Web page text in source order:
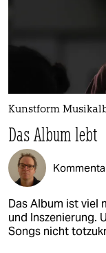
Kunstform
Das Album lebt
Das Album ist viel
und Inszenierung.
Songs nicht